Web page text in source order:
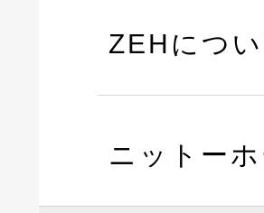
ZEHについ
ニットー